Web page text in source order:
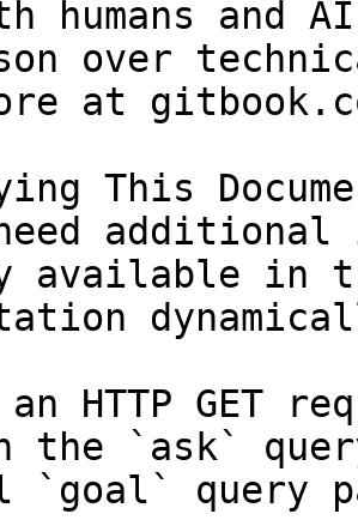
humans and
over
at
This
available in
an HTTP GET
the `ask`
`goal` query